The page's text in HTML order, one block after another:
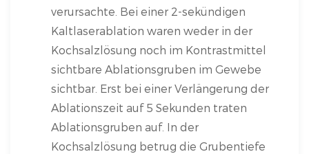
verursachte. Bei einer 2-sekündigen
Kaltlaserablation waren weder in der
Kochsalzlösung noch im Kontrastmittel
sichtbare Ablationsgruben im Gewebe
sichtbar. Erst bei einer Verlängerung der
Ablationszeit auf 5 Sekunden traten
Ablationsgruben auf. In der
Kochsalzlösung betrug die Grubentiefe